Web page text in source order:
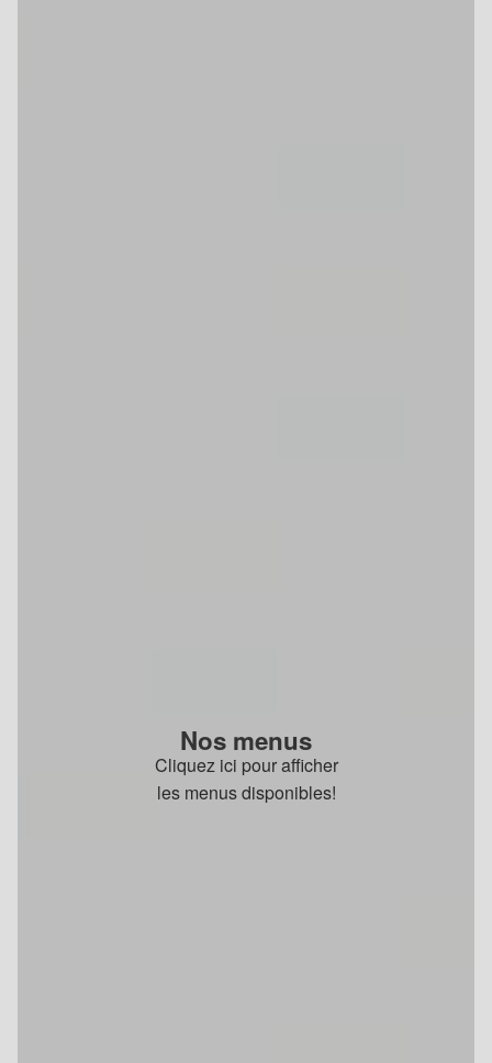
Nos menus
Cliquez ici pour afficher
les menus disponibles!